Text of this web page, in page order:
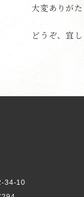
大変ありがた
どうぞ、宜
34-10